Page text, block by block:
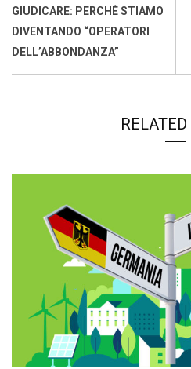
k
p
n
GIUDICARE: PERCHÈ STIAMO
DIVENTANDO “OPERATORI
DELL’ABBONDANZA”